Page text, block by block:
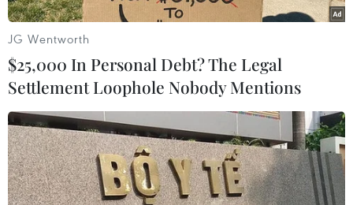
biển từ Ninh Thuận đến Cà Mau có mưa rào và dông.
JG Wentworth
$25,000 In Personal Debt? The Legal
Settlement Loophole Nobody Mentions